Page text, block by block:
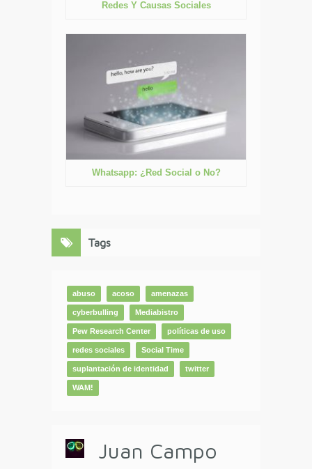
Redes Y Causas Sociales
Whatsapp: ¿Red Social o No?
Tags
abuso acoso amenazas
cyberbulling Mediabistro
Pew Research Center políticas de uso
redes sociales Social Time
suplantación de identidad twitter
WAM!
Juan Campo